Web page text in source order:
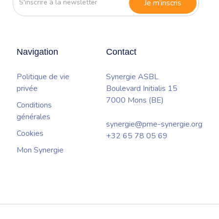
Navigation
Politique de vie
privée
Conditions
générales
Cookies
Mon Synergie
à
Contact
Synergie ASBL
Boulevard Initialis 15
7000 Mons (BE)
synergie@pme-synergie.org
+32 65 78 05 69